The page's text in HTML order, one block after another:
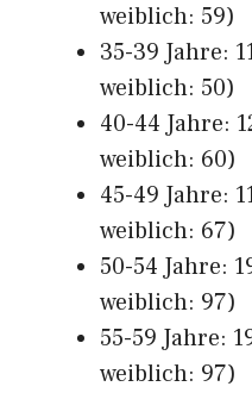
weiblich: 59)
35-39 Jahre:
weiblich: 50)
40-44 Jahre:
weiblich: 60)
45-49 Jahre:
weiblich: 67)
50-54 Jahre:
weiblich: 97)
55-59 Jahre:
weiblich: 97)